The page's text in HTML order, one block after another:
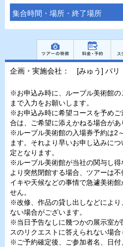
集合時間・場所・終了場所
企画・実施会社： [みゅう] パリ
※お申込み時に、ルーブル美術館
まで入力をお願いします。
※お申込み時に希望コースを予め
合は、ご希望に添えかねる場合があ
※ルーブル美術館の入場券予約は2
ます。それより早いお申し込みに
定となります。
※ルーブル美術館が当社の関与し
より突然閉館する場合、ツアーは
イキや天候などの事情で急遽美術
せん。
※改修、作品の貸し出しなどによ
ない場合がございます。
※当日予告なしに幾つかの展示室
スのリクエストに答えられない場合
※ご予約確定後、ご参加者名、日付